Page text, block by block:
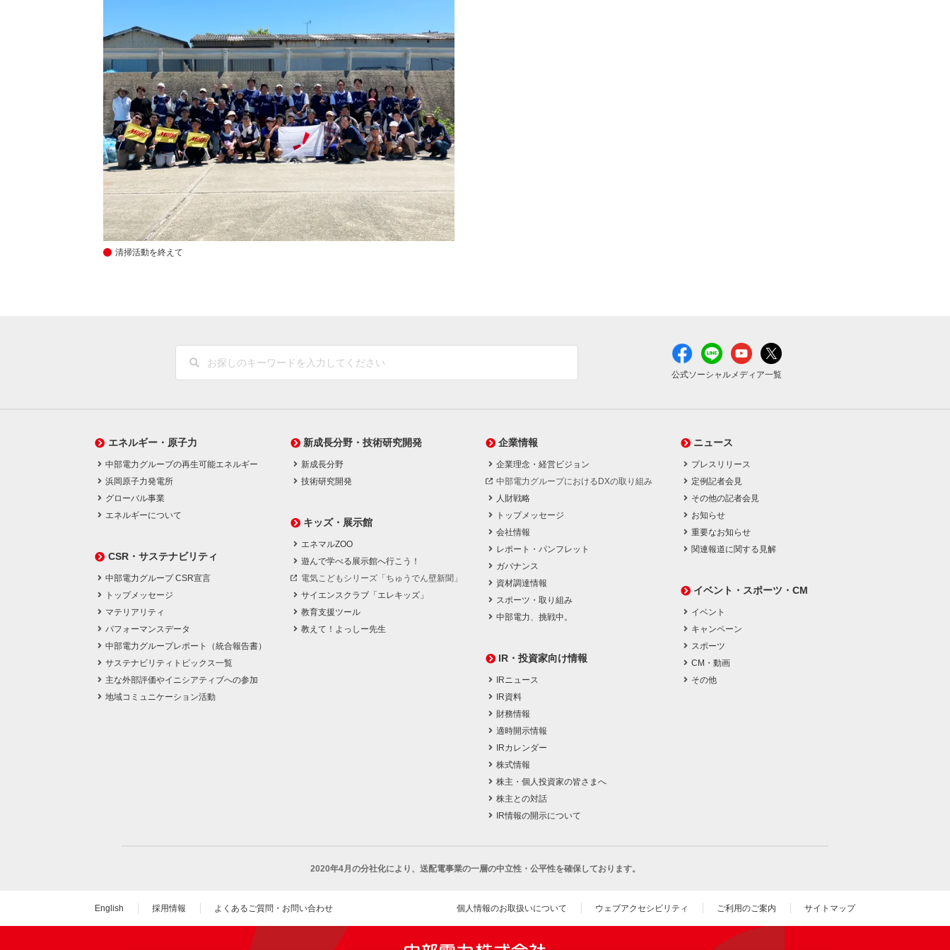
清掃活動を終えて
公式ソーシャルメディア一覧
エネルギー・原子力
中部電力グループの再生可能エネルギー
浜岡原子力発電所
グローバル事業
エネルギーについて
CSR・サステナビリティ
中部電力グループ CSR宣言
トップメッセージ
マテリアリティ
パフォーマンスデータ
中部電力グループレポート（統合報告書）
サステナビリティトピックス一覧
主な外部評価やイニシアティブへの参加
地域コミュニケーション活動
新成長分野・技術研究開発
新成長分野
技術研究開発
キッズ・展示館
エネマルZOO
遊んで学べる展示館へ行こう！
電気こどもシリーズ「ちゅうでん壁新聞」
サイエンスクラブ「エレキッズ」
教育支援ツール
教えて！よっしー先生
企業情報
企業理念・経営ビジョン
中部電力グループにおけるDXの取り組み
人財戦略
トップメッセージ
会社情報
レポート・パンフレット
ガバナンス
資材調達情報
スポーツ・取り組み
中部電力、挑戦中。
IR・投資家向け情報
IRニュース
IR資料
財務情報
適時開示情報
IRカレンダー
株式情報
株主・個人投資家の皆さまへ
株主との対話
IR情報の開示について
ニュース
プレスリリース
定例記者会見
その他の記者会見
お知らせ
重要なお知らせ
関連報道に関する見解
イベント・スポーツ・CM
イベント
キャンペーン
スポーツ
CM・動画
その他
2020年4月の分社化により、 送配電事業の一層の中立性・公平性を確保しております。
English 採用情報 よくあるご質問・お問い合わせ 個人情報のお取扱いについて ウェブアクセシビリティ ご利用のご案内 サイトマップ